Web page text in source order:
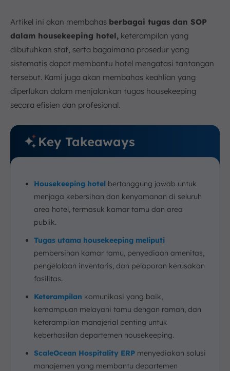
Artikel ini akan membahas berbagai tugas dan SOP
dalam housekeeping hotel, keterampilan yang
dibutuhkan staf, serta bagaimana prosedur yang
sistematis dapat membantu hotel mengatasi tantangan
tersebut. Kami juga akan membahas keahlian yang
diperlukan dalam menjalankan tugas housekeeping
secara efisien dan profesional.
Key Takeaways
Housekeeping hotel bertanggung jawab untuk
menjaga kebersihan dan kenyamanan di seluruh
area hotel, termasuk kamar tamu dan area
publik.
Tugas utama housekeeping meliputi
pembersihan kamar tamu, penyediaan amenitas,
pengelolaan inventaris, dan pelaporan kerusakan
fasilitas.
Keterampilan komunikasi yang baik,
kemampuan melayani tamu dengan ramah, dan
keterampilan manajerial penting untuk
keberhasilan departemen housekeeping.
ScaleOcean Hospitality ERP menyediakan solusi
manajemen yang membantu departemen